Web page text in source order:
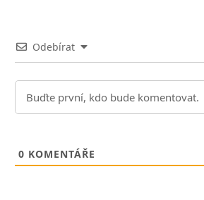
Odebírat
0 KOMENTÁŘE